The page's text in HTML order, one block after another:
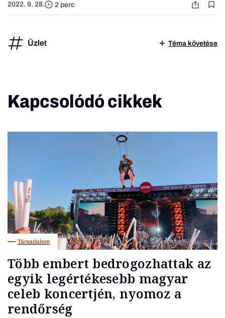
2022. 9. 28. 2 perc
Üzlet Téma követése
Kapcsolódó cikkek
Társadalom
Több embert bedrogozhattak az
egyik legértékesebb magyar
celeb koncertjén, nyomoz a
rendőrség